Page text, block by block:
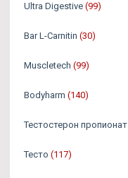
Ultra Digestive (99)
Bar L-Carnitin (30)
Muscletech (99)
Bodyharm (140)
Тестостерон пропионат
Тесто (117)